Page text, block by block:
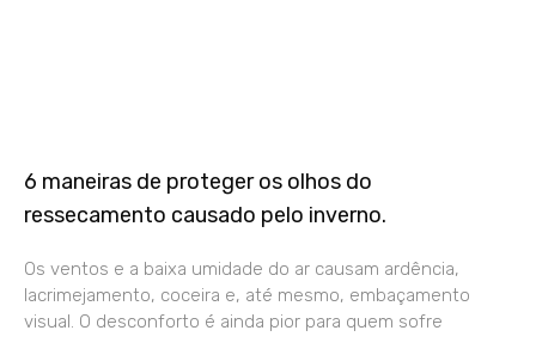
6 maneiras de proteger os olhos do
ressecamento causado pelo inverno.
Os ventos e a baixa umidade do ar causam ardência,
lacrimejamento, coceira e, até mesmo, embaçamento
visual. O desconforto é ainda pior para quem sofre